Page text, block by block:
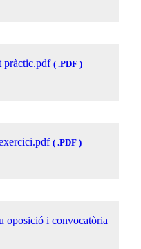
pràctic.pdf ( .PDF )
( .PDF )
oposició i convocatòria